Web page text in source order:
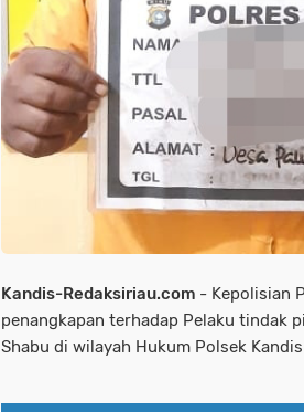
Kandis-Redaksiriau.com - Kepolisian
penangkapan terhadap Pelaku tindak
Shabu di wilayah Hukum Polsek